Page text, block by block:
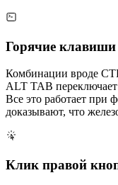
Горячие клавиши
Комбинации вроде
ALT TAB
Все это работает при
доказывают, что
Клик правой